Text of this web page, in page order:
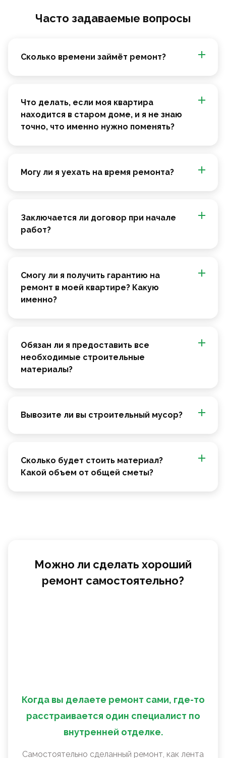
Часто задаваемые вопросы
Сколько времени займёт ремонт?
Что делать, если моя квартира
находится в старом доме, и я не знаю
точно, что именно нужно поменять?
Могу ли я уехать на время ремонта?
Заключается ли договор при начале
работ?
Смогу ли я получить гарантию на
ремонт в моей квартире? Какую
именно?
Обязан ли я предоставить все
необходимые строительные
материалы?
Вывозите ли вы строительный мусор?
Сколько будет стоить материал?
Какой объем от общей сметы?
Можно ли сделать хороший
ремонт самостоятельно?
Когда вы делаете ремонт сами, где-то
расстраивается один специалист по
внутренней отделке.
Самостоятельно сделанный ремонт, как лента